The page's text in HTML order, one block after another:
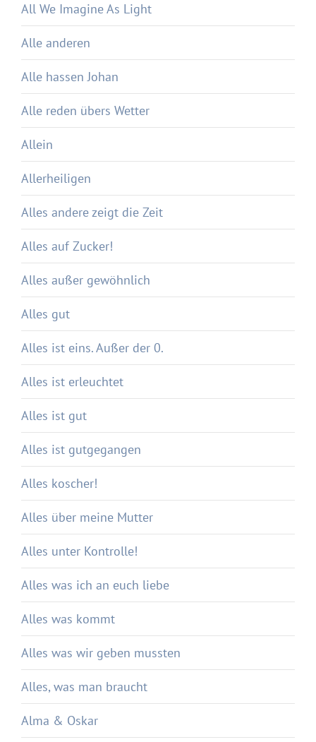
All We Imagine As Light
Alle anderen
Alle hassen Johan
Alle reden übers Wetter
Allein
Allerheiligen
Alles andere zeigt die Zeit
Alles auf Zucker!
Alles außer gewöhnlich
Alles gut
Alles ist eins. Außer der 0.
Alles ist erleuchtet
Alles ist gut
Alles ist gutgegangen
Alles koscher!
Alles über meine Mutter
Alles unter Kontrolle!
Alles was ich an euch liebe
Alles was kommt
Alles was wir geben mussten
Alles, was man braucht
Alma & Oskar